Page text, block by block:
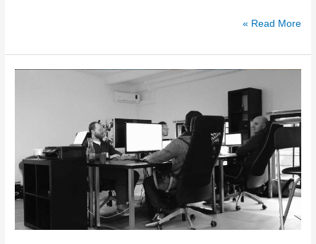
Read More »
בשעת
חירום